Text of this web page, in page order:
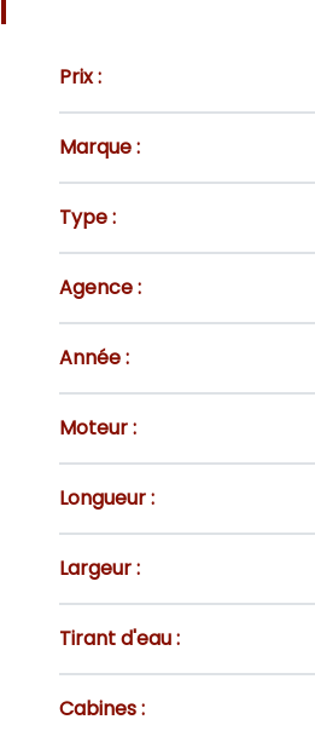
Prix :
Marque :
Type :
Agence :
Année :
Moteur :
Longueur :
Largeur :
Tirant d'eau :
Cabines :